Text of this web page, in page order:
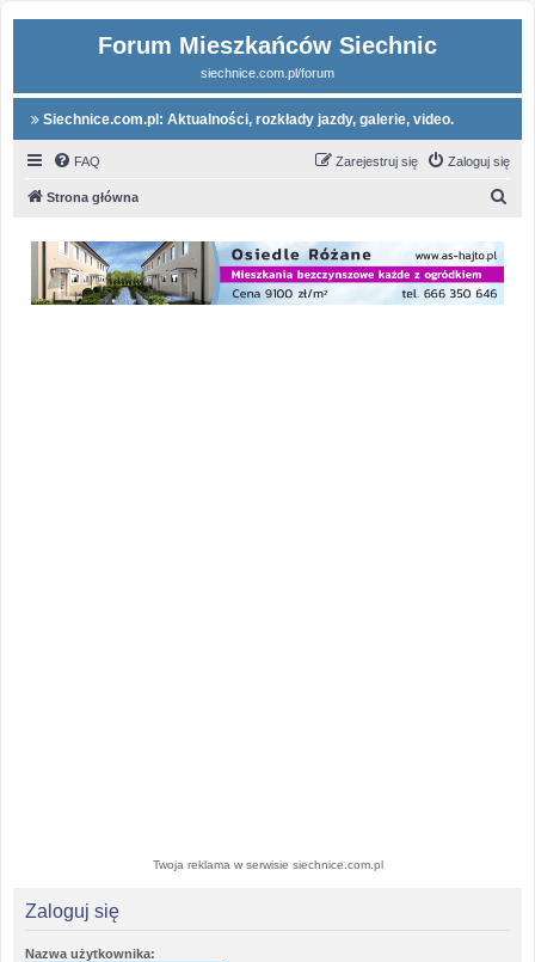
Forum Mieszkańców Siechnic
siechnice.com.pl/forum
Siechnice.com.pl: Aktualności, rozkłady jazdy, galerie, video.
FAQ Zaloguj się
Zarejestruj się
Strona główna
Twoja reklama w serwisie siechnice.com.pl
Zaloguj się
Nazwa użytkownika: